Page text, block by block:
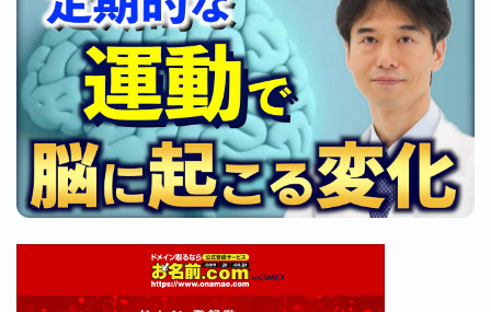
有料記事の決済完了ページ
運営者情報